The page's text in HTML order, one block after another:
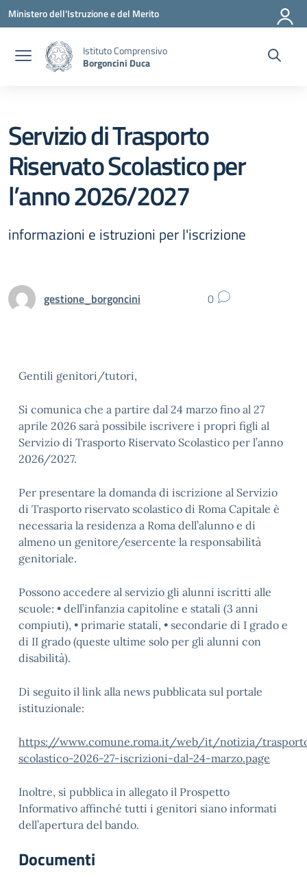
Vai ai contenuti
Vai al menu di navigazione
Vai al footer
Ministero dell'Istruzione e del Merito
Istituto Comprensivo
Borgoncini Duca
Servizio di Trasporto
Riservato Scolastico per
l’anno 2026/2027
informazioni e istruzioni per l'iscrizione
gestione_borgoncini 0
Gentili genitori/tutori,
Si comunica che a partire dal 24 marzo fino al 27
aprile 2026 sarà possibile iscrivere i propri figli al
Servizio di Trasporto Riservato Scolastico per l’anno
2026/2027.
Per presentare la domanda di iscrizione al Servizio
di Trasporto riservato scolastico di Roma Capitale è
necessaria la residenza a Roma dell’alunno e di
almeno un genitore/esercente la responsabilità
genitoriale.
Possono accedere al servizio gli alunni iscritti alle
scuole: • dell’infanzia capitoline e statali (3 anni
compiuti), • primarie statali, • secondarie di I grado e
di II grado (queste ultime solo per gli alunni con
disabilità).
Di seguito il link alla news pubblicata sul portale
istituzionale:
https://www.comune.roma.it/web/it/notizia/
scolastico-2026-27-iscrizioni-dal-24-marzo.page
Inoltre, si pubblica in allegato il Prospetto
Informativo affinché tutti i genitori siano informati
dell’apertura del bando.
Documenti